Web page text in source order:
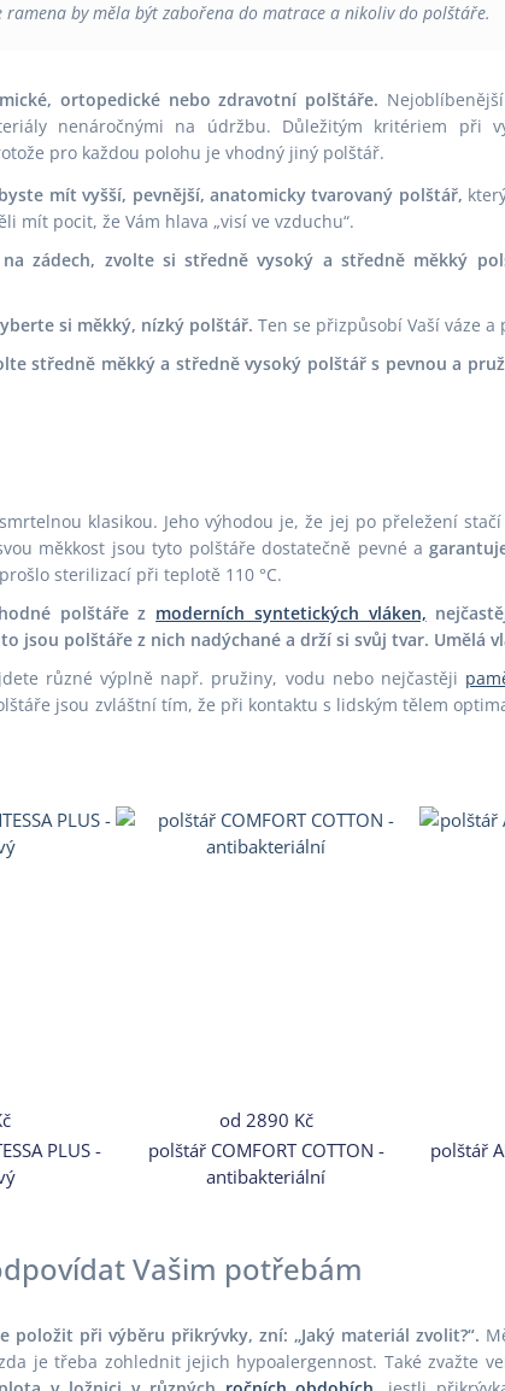
by měla být zabořena do matrace a nikoliv do polštáře.
ortopedické nebo zdravotní polštáře.
nenáročnými na údržbu. Důležitým kritériem při
pro každou polohu je vhodný jiný polštář.
mít vyšší, pevnější, anatomicky tvarovaný polštář,
mít pocit, že Vám hlava „visí ve vzduchu“.
zádech, zvolte si středně vysoký a středně měkký
si měkký, nízký polštář. Ten se přizpůsobí Vaší váze
středně měkký a středně vysoký polštář s pevnou a
klasikou. Jeho výhodou je, že jej po přeležení
měkkost jsou tyto polštáře dostatečně pevné a
sterilizací při teplotě 110 °C.
polštáře z moderních syntetických vláken,
jsou polštáře z nich nadýchané a drží si svůj tvar. Umělá
různé výplně např. pružiny, vodu nebo nejčastěji
jsou zvláštní tím, že při kontaktu s lidským tělem
PLUS -
od 2890 Kč
polštář COMFORT COTTON -
antibakteriální
polštář
Vašim potřebám
položit při výběru přikrývky, zní: „Jaký materiál zvolit?“.
je třeba zohlednit jejich hypoalergennost. Také zvažte